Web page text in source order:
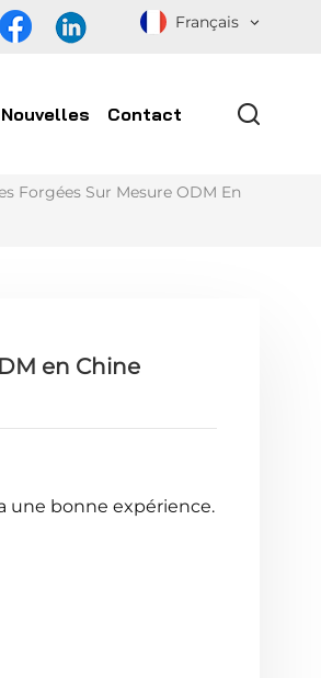
Français
Nouvelles Contact
Forgées Sur Mesure ODM En
en Chine
une bonne expérience.